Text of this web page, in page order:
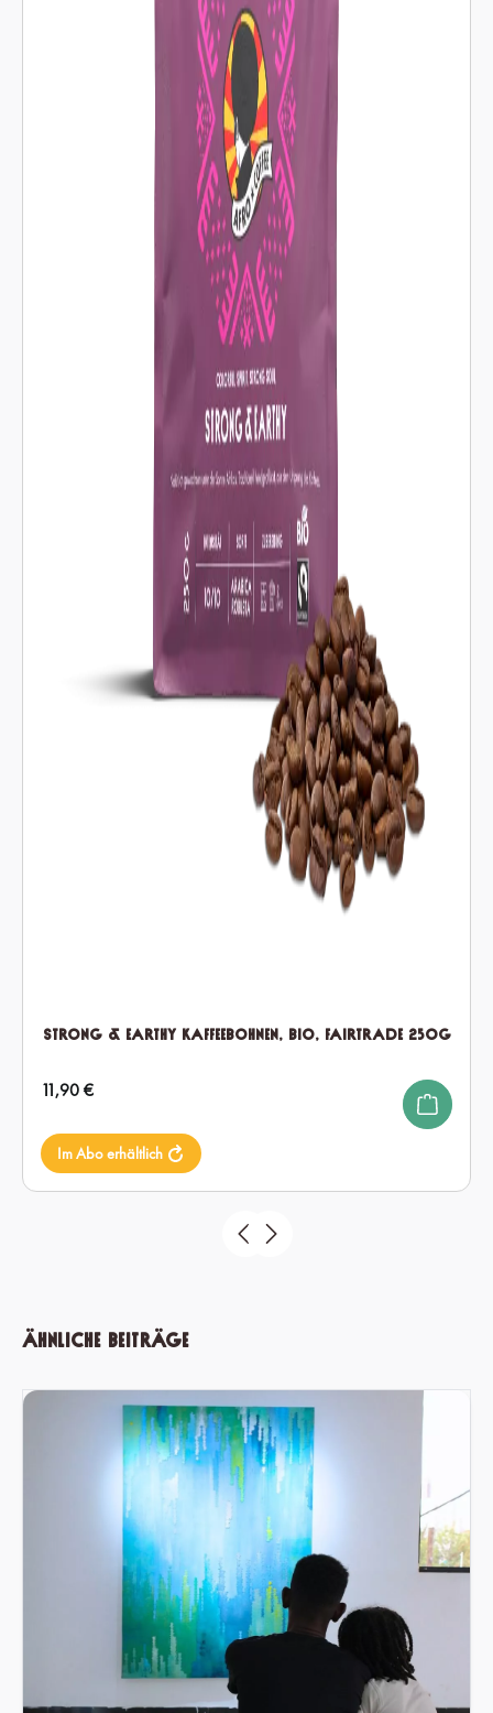
Strong & Earthy Kaffeebohnen, Bio, Fairtrade 250g
Regulärer Preis:
11,90 €
Im Abo erhältlich
Ähnliche Beiträge